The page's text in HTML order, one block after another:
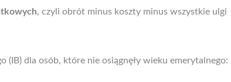
, czyli obrót minus koszty minus wszystkie ulgi
dla osób, które nie osiągnęły wieku emerytalnego: